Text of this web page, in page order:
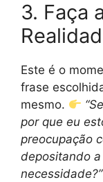
3. Faça
Este é o
frase
mesmo.
por que eu
preocupação
depositando
necessidade?”